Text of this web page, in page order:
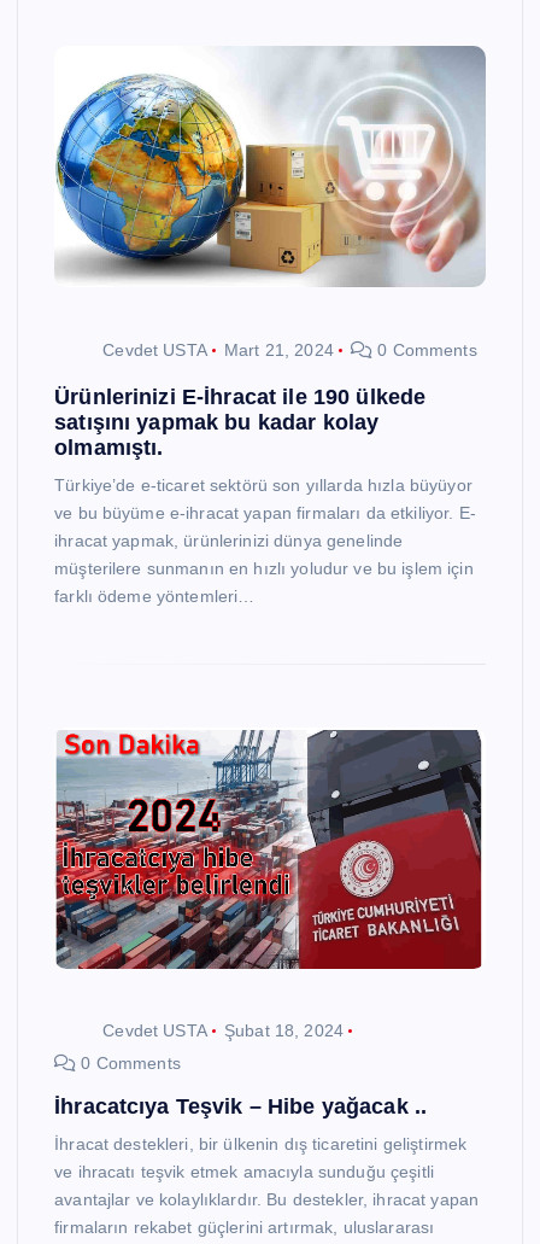
Cevdet USTA Mart 21, 2024 0 Comments
Ürünlerinizi E-İhracat ile 190 ülkede
satışını yapmak bu kadar kolay
olmamıştı.
Türkiye’de e-ticaret sektörü son yıllarda hızla büyüyor
ve bu büyüme e-ihracat yapan firmaları da etkiliyor. E-
ihracat yapmak, ürünlerinizi dünya genelinde
müşterilere sunmanın en hızlı yoludur ve bu işlem için
farklı ödeme yöntemleri…
Cevdet USTA
Şubat 18, 2024
0 Comments
İhracatcıya Teşvik – Hibe yağacak ..
İhracat destekleri, bir ülkenin dış ticaretini geliştirmek
ve ihracatı teşvik etmek amacıyla sunduğu çeşitli
avantajlar ve kolaylıklardır. Bu destekler, ihracat yapan
firmaların rekabet güçlerini artırmak, uluslararası